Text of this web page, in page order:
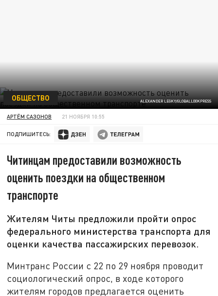
ALEXANDER LEGKY/GLOBALLOOKPRESS
ОБЩЕСТВО
АРТЁМ САЗОНОВ 21 НОЯБРЯ 10:55
ПОДПИШИТЕСЬ:
Читинцам предоставили возможность
оценить поездки на общественном
транспорте
Жителям Читы предложили пройти опрос
федерального министерства транспорта для
оценки качества пассажирских перевозок.
Минтранс России с 22 по 29 ноября проводит
социологический опрос, в ходе которого
жителям городов предлагается оценить